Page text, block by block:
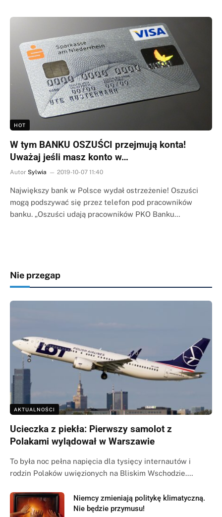
HOT
W tym BANKU OSZUŚCI przejmują konta!
Uważaj jeśli masz konto w…
Autor Sylwia 2019-10-07 11:40
Największy bank w Polsce wydał ostrzeżenie! Oszuści
mogą podszywać się przez telefon pod pracowników
banku. „Oszuści udają pracowników PKO Banku…
Nie przegap
AKTUALNOŚCI
Ucieczka z piekła: Pierwszy samolot z
Polakami wylądował w Warszawie
To była noc pełna napięcia dla tysięcy internautów i
rodzin Polaków uwięzionych na Bliskim Wschodzie.…
Niemcy zmieniają politykę klimatyczną.
Nie będzie przymusu!